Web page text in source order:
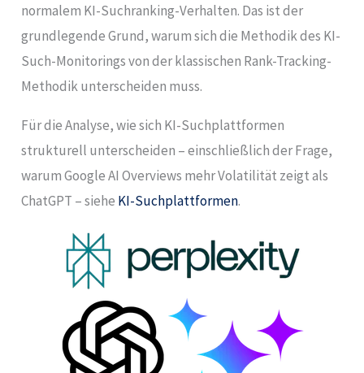
normalem KI-Suchranking-Verhalten. Das ist der
grundlegende Grund, warum sich die Methodik des KI-
Such-Monitorings von der klassischen Rank-Tracking-
Methodik unterscheiden muss.
Für die Analyse, wie sich KI-Suchplattformen
strukturell unterscheiden – einschließlich der Frage,
warum Google AI Overviews mehr Volatilität zeigt als
ChatGPT – siehe KI-Suchplattformen.